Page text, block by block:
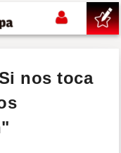
nos toca